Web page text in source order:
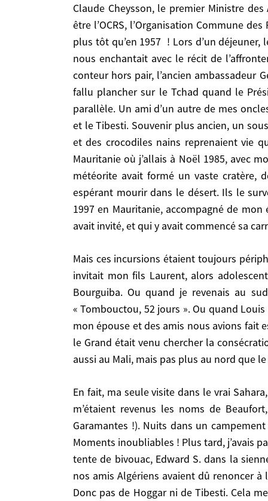
Claude Cheysson, le premier Ministre
être l’OCRS, l’Organisation Commune
plus tôt qu’en 1957 ! Lors d’un
nous enchantait avec le récit de
conteur hors pair, l’ancien ambassadeur
fallu plancher sur le Tchad quand le
parallèle. Un ami d’un autre de mes
et le Tibesti. Souvenir plus ancien, un
et des crocodiles nains reprenaient vie
Mauritanie où j’allais à Noël 1985, avec
météorite avait formé un vaste cratère,
espérant mourir dans le désert. Ils le
1997 en Mauritanie, accompagné de
avait invité, et qui y avait commencé sa
Mais ces incursions étaient toujours périphériques au Sahara, le vrai, celui des massifs centraux ou des grands ergs. Comme quand Erik Orsenna
invitait mon fils Laurent, alors
Bourguiba. Ou quand je revenais au
« Tombouctou, 52 jours ». Ou quand
mon épouse et des amis nous avions fait
le Grand était venu chercher la
aussi au Mali, mais pas plus au nord que
En fait, ma seule visite dans le vrai Sahara, avait été en famille à Djanet, et au Tassili des Agers, le lieu de la magique montagne aux écritures, et
m’étaient revenus les noms de
Garamantes !). Nuits dans un
Moments inoubliables ! Plus tard, j’avais
tente de bivouac, Edward S. dans la
nos amis Algériens avaient dû renoncer
Donc pas de Hoggar ni de Tibesti. Cela
d’Essendilène ».
Cheysson, le premier Ministre des Affaires
l’Organisation Commune des Régions
Lors d’un déjeuner, le Président Mitterrand –
l’affrontement entre le Mahdi et le Général
Georgy racontait avec son talent de
Mitterrand avait expliqué à la télévision
Bruno Daoudal, m’avait raconté les années
rencontré pendant mon stage de l’ENA, M.
dans le désert mauritanien et que des lacs se
Ouadane. Nous vîmes prêt de Chingetti le site
y venait encore marcher chaque hiver,
décembre 2000 ! Je revins en 1997 en
mon fils Laurent, alors adolescent, à remonter
je revenais au sud de Zagora au Hamid et que
Gardel un soir chez Maurice Benassayag
longtemps après, en 2001, à Siwa, l’oasis à
d’Amon qui avaient eu la prudence de le
revenus les noms de Beaufort, de Lignac, de
campement dans la direction du Ténéré.
passé une nuit près des lacs d’Ubari, dans le
le destin avait décidé que nous n’irions
Tamanrasset/Djanet, dont on se faisait une
2008, mon fils Laurent, devenu
reconstitution d’une brigade méhariste, formée